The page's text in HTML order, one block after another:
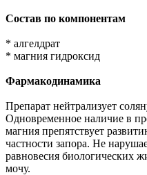
Состав по компонентам
* алгелдрат
* магния гидроксид
Фармакодинамика
Препарат нейтрализует
Одновременное наличие в
магния препятствует
частности запора. Не
равновесия биологических
мочу.